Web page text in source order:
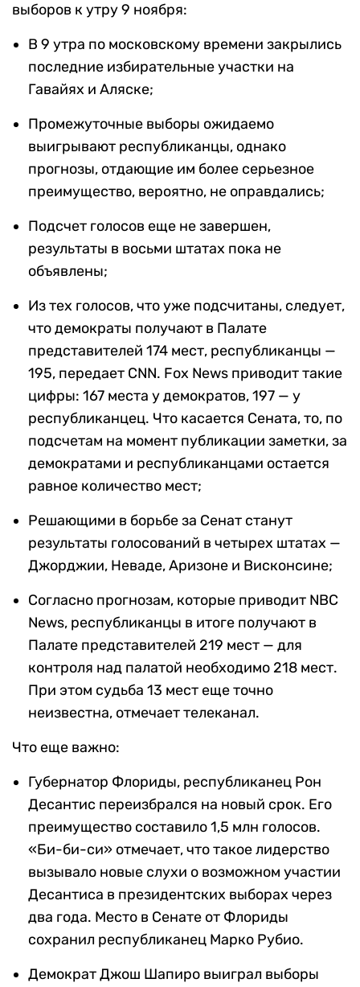
выборов к утру 9 ноября:
В 9 утра по московскому времени закрылись
последние избирательные участки на
Гавайях и Аляске;
Промежуточные выборы ожидаемо
выигрывают республиканцы, однако
прогнозы, отдающие им более серьезное
преимущество, вероятно, не оправдались;
Подсчет голосов еще не завершен,
результаты в восьми штатах пока не
объявлены;
Из тех голосов, что уже подсчитаны, следует,
что демократы получают в Палате
представителей 174 мест, республиканцы —
195, передает CNN. Fox News приводит такие
цифры: 167 места у демократов, 197 — у
республиканцец. Что касается Сената, то, по
подсчетам на момент публикации заметки, за
демократами и республиканцами остается
равное количество мест;
Решающими в борьбе за Сенат станут
результаты голосований в четырех штатах —
Джорджии, Неваде, Аризоне и Висконсине;
Согласно прогнозам, которые приводит NBC
News, республиканцы в итоге получают в
Палате представителей 219 мест — для
контроля над палатой необходимо 218 мест.
При этом судьба 13 мест еще точно
неизвестна, отмечает телеканал.
Что еще важно:
Губернатор Флориды, республиканец Рон
Десантис переизбрался на новый срок. Его
преимущество составило 1,5 млн голосов.
«Би-би-си» отмечает, что такое лидерство
вызывало новые слухи о возможном участии
Десантиса в президентских выборах через
два года. Место в Сенате от Флориды
сохранил республиканец Марко Рубио.
Демократ Джош Шапиро выиграл выборы